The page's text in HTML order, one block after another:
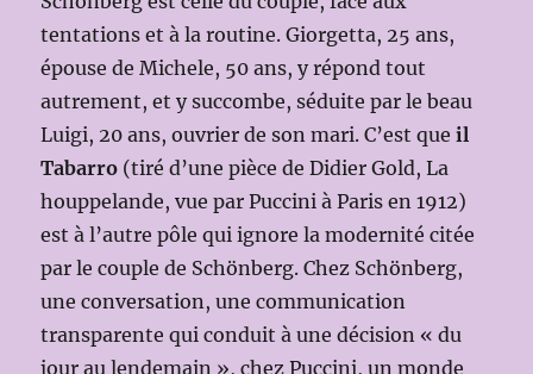
tentations et à la routine. Giorgetta, 25 ans,
épouse de Michele, 50 ans, y répond tout
autrement, et y succombe, séduite par le beau
Luigi, 20 ans, ouvrier de son mari. C’est queil
Tabarro (tiré d’une pièce de Didier Gold, La
houppelande, vue par Puccini à Paris en 1912)
est à l’autre pôle qui ignore la modernité citée
par le couple de Schönberg. Chez Schönberg,
une conversation, une communication
transparente qui conduit à une décision « du
jour au lendemain », chez Puccini, un monde